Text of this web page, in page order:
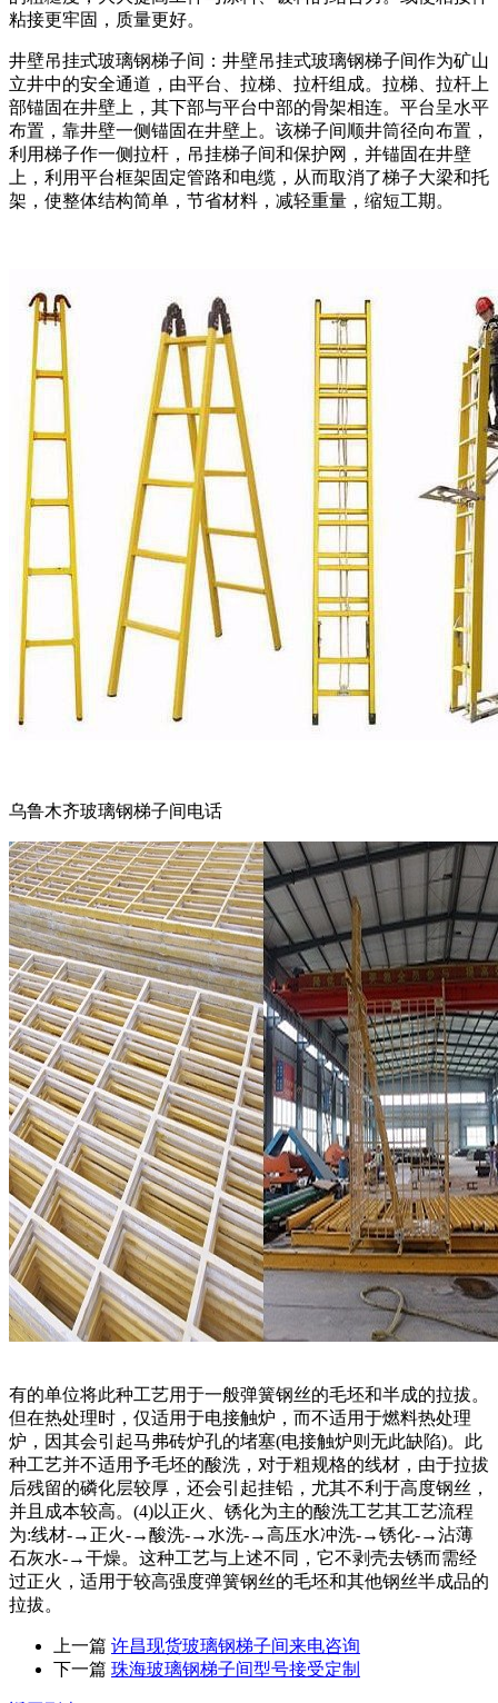
粘接更牢固，质量更好。
井壁吊挂式玻璃钢梯子间：井壁吊挂式玻璃钢梯子间作为矿山
立井中的安全通道，由平台、拉梯、拉杆组成。拉梯、拉杆上
部锚固在井壁上，其下部与平台中部的骨架相连。平台呈水平
布置，靠井壁一侧锚固在井壁上。该梯子间顺井筒径向布置，
利用梯子作一侧拉杆，吊挂梯子间和保护网，并锚固在井壁
上，利用平台框架固定管路和电缆，从而取消了梯子大梁和托
架，使整体结构简单，节省材料，减轻重量，缩短工期。
乌鲁木齐玻璃钢梯子间电话
有的单位将此种工艺用于一般弹簧钢丝的毛坯和半成的拉拔。
但在热处理时，仅适用于电接触炉，而不适用于燃料热处理
炉，因其会引起马弗砖炉孔的堵塞(电接触炉则无此缺陷)。此
种工艺并不适用予毛坯的酸洗，对于粗规格的线材，由于拉拔
后残留的磷化层较厚，还会引起挂铅，尤其不利于高度钢丝，
并且成本较高。(4)以正火、锈化为主的酸洗工艺其工艺流程
为:线材-→正火-→酸洗-→水洗-→高压水冲洗-→锈化-→沾薄
石灰水-→干燥。这种工艺与上述不同，它不剥壳去锈而需经
过正火，适用于较高强度弹簧钢丝的毛坯和其他钢丝半成品的
拉拔。
上一篇 许昌现货玻璃钢梯子间来电咨询
下一篇 珠海玻璃钢梯子间型号接受定制